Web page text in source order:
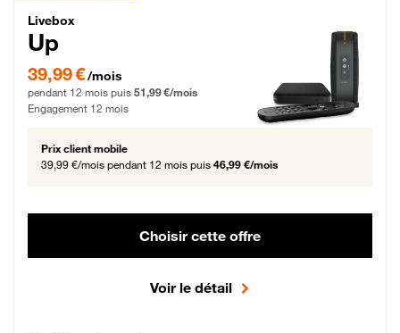
Livebox Up Fibre
Livebox
Up
39,99 € par mois pendant 12 mois puis 51,99 € par mois, Engagement 12 mois
39,99 €/mois
pendant 12 mois puis 51,99 €/mois
Engagement 12 mois
Prix client mobile
39,99 €/mois pendant 12 mois puis 46,99 €/mois
Choisir cette offre
Voir le détail